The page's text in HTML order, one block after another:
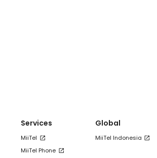
Services
MiiTel
MiiTel Phone
Global
MiiTel Indonesia